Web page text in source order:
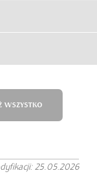
WSZYSTKO
25.05.2026